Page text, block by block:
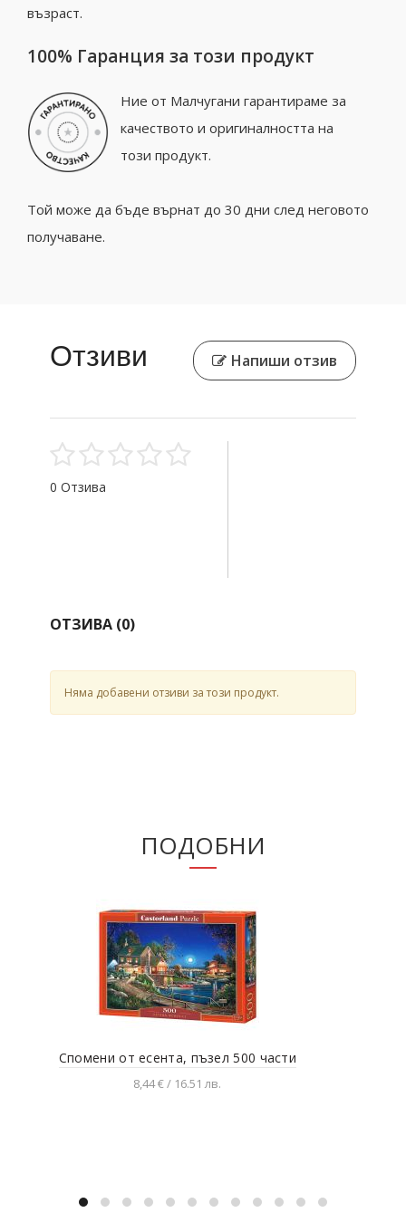
възраст.
100% Гаранция за този продукт
Ние от Малчугани гарантираме за
качеството и оригиналността на
този продукт.
Той може да бъде върнат до 30 дни след неговото
получаване.
Отзиви Напиши отзив
0 Отзива
ОТЗИВА (0)
Няма добавени отзиви за този продукт.
ПОДОБНИ
Спомени от есента, пъзел 500 части
8,44 € / 16.51 лв.